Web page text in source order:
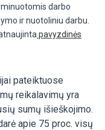
darbo
ir nuotoliniu darbu.
pavyzdinės
pateiktuose
reikalavimų yra
sumų išieškojimo.
apie 75 proc. visų